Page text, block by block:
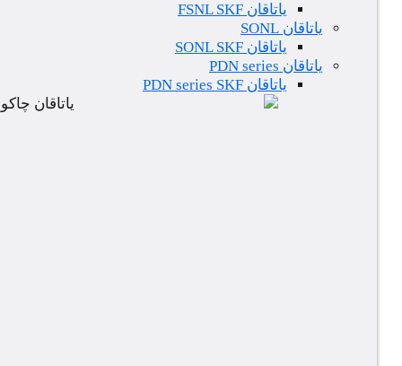
یاتاقان FSNL SKF
یاتاقان SONL
یاتاقان SONL SKF
یاتاقان PDN series
یاتاقان PDN series SKF